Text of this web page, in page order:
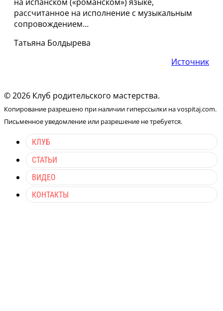
рассчитанное на исполнение с музыкальным
сопровождением…
Татьяна Болдырева
Источник
© 2026 Клуб родительского мастерства.
Копирование разрешено при наличии гиперссылки на vospitaj.com.
Письменное уведомление или разрешение не требуется.
КЛУБ
СТАТЬИ
ВИДЕО
КОНТАКТЫ